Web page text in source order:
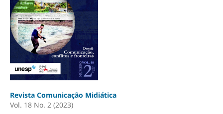
Revista Comunicação Midiática
Vol. 18 No. 2 (2023)